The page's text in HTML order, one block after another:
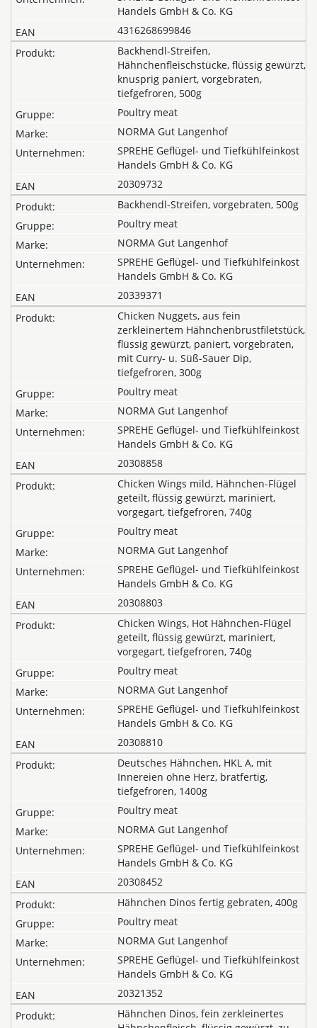
Handels GmbH & Co. KG
4316268699846
Backhendl-Streifen,
Hähnchenfleischstücke, flüssig gewürzt,
knusprig paniert, vorgebraten,
tiefgefroren, 500g
Poultry meat
NORMA Gut Langenhof
SPREHE Geflügel- und Tiefkühlfeinkost
Handels GmbH & Co. KG
20309732
Backhendl-Streifen, vorgebraten, 500g
Poultry meat
NORMA Gut Langenhof
SPREHE Geflügel- und Tiefkühlfeinkost
Handels GmbH & Co. KG
20339371
Chicken Nuggets, aus fein
zerkleinertem Hähnchenbrustfiletstück,
flüssig gewürzt, paniert, vorgebraten,
mit Curry- u. Süß-Sauer Dip,
tiefgefroren, 300g
Poultry meat
NORMA Gut Langenhof
SPREHE Geflügel- und Tiefkühlfeinkost
Handels GmbH & Co. KG
20308858
Chicken Wings mild, Hähnchen-Flügel
geteilt, flüssig gewürzt, mariniert,
vorgegart, tiefgefroren, 740g
Poultry meat
NORMA Gut Langenhof
SPREHE Geflügel- und Tiefkühlfeinkost
Handels GmbH & Co. KG
20308803
Chicken Wings, Hot Hähnchen-Flügel
geteilt, flüssig gewürzt, mariniert,
vorgegart, tiefgefroren, 740g
Poultry meat
NORMA Gut Langenhof
SPREHE Geflügel- und Tiefkühlfeinkost
Handels GmbH & Co. KG
20308810
Deutsches Hähnchen, HKL A, mit
Innereien ohne Herz, bratfertig,
tiefgefroren, 1400g
Poultry meat
NORMA Gut Langenhof
SPREHE Geflügel- und Tiefkühlfeinkost
Handels GmbH & Co. KG
20308452
Hähnchen Dinos fertig gebraten, 400g
Poultry meat
NORMA Gut Langenhof
SPREHE Geflügel- und Tiefkühlfeinkost
Handels GmbH & Co. KG
20321352
Hähnchen Dinos, fein zerkleinertes